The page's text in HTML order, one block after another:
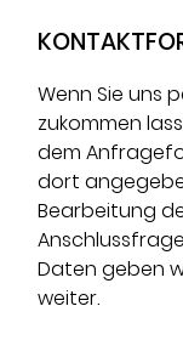
Wenn Sie uns
zukommen
dem
dort
Bearbeitung
Daten geben
weiter.